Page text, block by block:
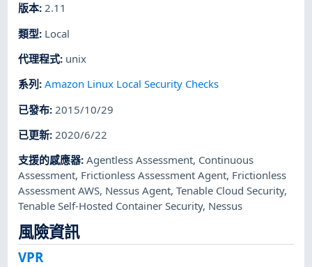
版本:2.11
類型: Local
代理程式: unix
系列 :Amazon Linux Local Security Checks
已發布: 2015/10/29
已更新: 2020/6/22
支援的感應器:Agentless Assessment, Continuous
Assessment, Frictionless Assessment Agent, Frictionless
Assessment AWS, Nessus Agent,Tenable Cloud Security,
Tenable Self-Hosted Container Security, Nessus
風險資訊
VPR